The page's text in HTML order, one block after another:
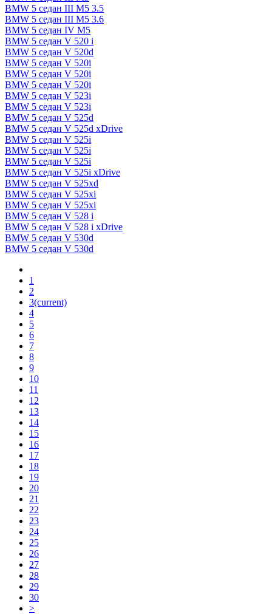
BMW 5 седан III M5 3.5
BMW 5 седан III M5 3.6
BMW 5 седан IV M5
BMW 5 седан V 520 i
BMW 5 седан V 520d
BMW 5 седан V 520i
BMW 5 седан V 520i
BMW 5 седан V 520i
BMW 5 седан V 523i
BMW 5 седан V 523i
BMW 5 седан V 525d
BMW 5 седан V 525d xDrive
BMW 5 седан V 525i
BMW 5 седан V 525i
BMW 5 седан V 525i
BMW 5 седан V 525i xDrive
BMW 5 седан V 525xd
BMW 5 седан V 525xi
BMW 5 седан V 525xi
BMW 5 седан V 528 i
BMW 5 седан V 528 i xDrive
BMW 5 седан V 530d
BMW 5 седан V 530d
1
2
3(current)
4
5
6
7
8
9
10
11
12
13
14
15
16
17
18
19
20
21
22
23
24
25
26
27
28
29
30
>